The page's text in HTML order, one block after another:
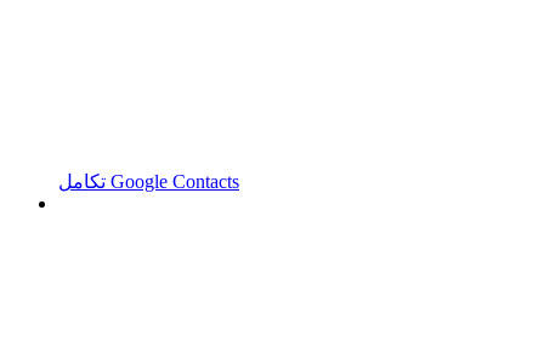
تكامل Google Contacts